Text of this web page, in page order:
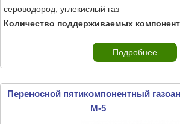
сероводород; углекислый газ
Количество поддерживаемых
Подробнее
Переносной пятикомпонентный
М-5